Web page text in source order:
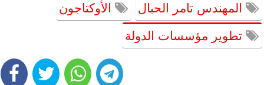
المهندس تامر الحبال الأوكتاجون
تطوير مؤسسات الدولة